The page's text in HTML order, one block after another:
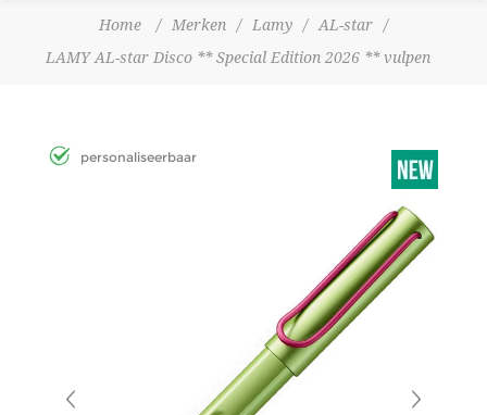
Home / Merken / Lamy / AL-star
/
LAMY AL-star Disco ** Special Edition 2026 ** vulpen
personaliseerbaar